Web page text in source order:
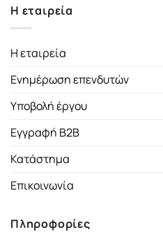
Η εταιρεία
Η εταιρεία
Ενημέρωση επενδυτών
Υποβολή έργου
Εγγραφή B2B
Κατάστημα
Επικοινωνία
Πληροφορίες